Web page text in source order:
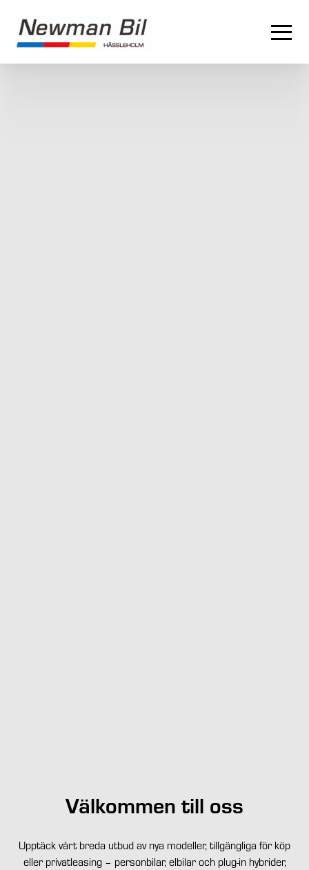
Välkommen till oss
Upptäck vårt breda utbud av nya modeller, tillgängliga för köp
eller privatleasing – personbilar, elbilar och plug-in hybrider,